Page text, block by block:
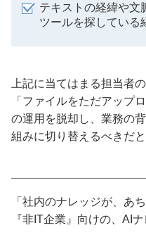
テキストの経緯や文
ツールを探している
上記に当てはまる担当者
「ファイルをただアップ
の運用を脱却し、業務の
組みに切り替えるべきだと
「社内のナレッジが、あ
『非IT企業』向けの、AI